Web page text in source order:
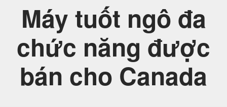
Máy tuốt ngô đa
chức năng được
bán cho Canada